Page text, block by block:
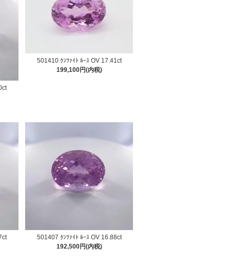
501410 ｸﾝﾂｧｲﾄ ﾙｰｽ OV 17.41ct
199,100円(内税)
501407 ｸﾝﾂｧｲﾄ ﾙｰｽ OV 16.88ct
192,500円(内税)